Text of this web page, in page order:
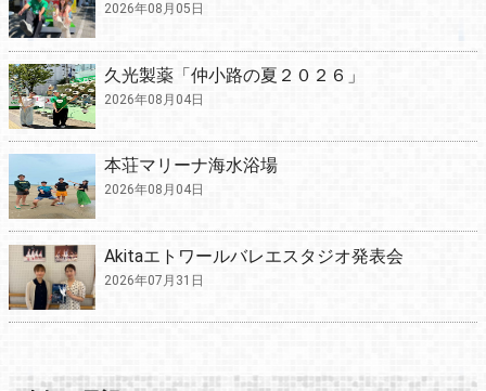
2026年08月05日
久光製薬「仲小路の夏２０２６」
2026年08月04日
本荘マリーナ海水浴場
2026年08月04日
Akitaエトワールバレエスタジオ発表会
2026年07月31日